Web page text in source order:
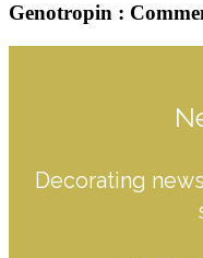
Genotropin :
Decorating